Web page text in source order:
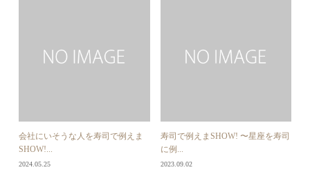
会社にいそうな人を寿司で例えま
SHOW!...
2024.05.25
寿司で例えまSHOW! 〜星座を寿司
に例...
2023.09.02